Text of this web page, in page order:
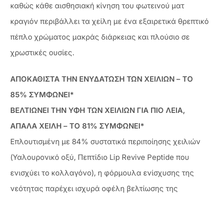
καθώς κάθε αισθησιακή κίνηση του φωτεινού ματ
κραγιόν περιβάλλει τα χείλη με ένα εξαιρετικά θρεπτικό
πέπλο χρώματος μακράς διάρκειας και πλούσιο σε
χρωστικές ουσίες.
ΑΠΟΚΑΘΙΣΤΑ ΤΗΝ ΕΝΥΔΑΤΩΣΗ ΤΩΝ ΧΕΙΛΙΩΝ – ΤΟ
85% ΣΥΜΦΩΝΕΙ*
ΒΕΛΤΙΩΝΕΙ ΤΗΝ ΥΦΗ ΤΩΝ ΧΕΙΛΙΩΝ ΓΙΑ ΠΙΟ ΛΕΙΑ,
ΑΠΑΛΑ ΧΕΙΛΗ – ΤΟ 81% ΣΥΜΦΩΝΕΙ*
Επλουτισμένη με 84% συστατικά περιποίησης χειλιών
(Υαλουρονικό οξύ, Πεπτίδιο Lip Revive Peptide που
ενισχύει το κολλαγόνο), η φόρμουλα ενίσχυσης της
νεότητας παρέχει ισχυρά οφέλη βελτίωσης της